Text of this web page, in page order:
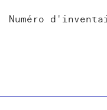
Numéro